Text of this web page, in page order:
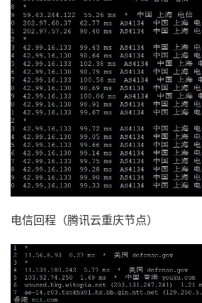
电信回程（腾讯云重庆节点）